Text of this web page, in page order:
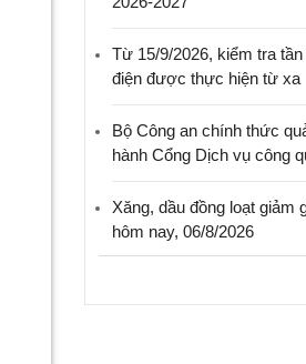
Từ 15/9/2026, kiểm tra
điện được thực hiện từ xa
Bộ Công an chính thức
hành Cổng Dịch vụ công
Xăng, dầu đồng loạt giảm
hôm nay, 06/8/2026